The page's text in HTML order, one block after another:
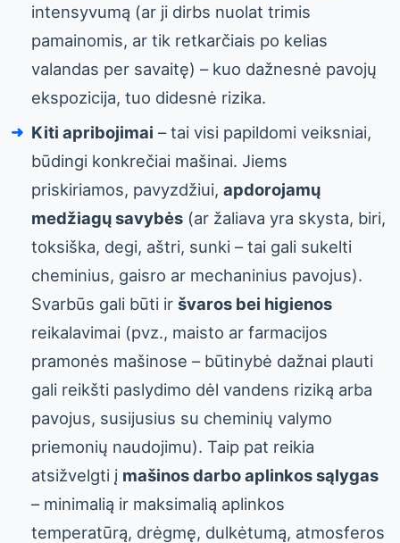
intensyvumą (ar ji dirbs nuolat trimis
pamainomis, ar tik retkarčiais po kelias
valandas per savaitę) – kuo dažnesnė pavojų
ekspozicija, tuo didesnė rizika.
Kiti apribojimai – tai visi papildomi veiksniai,
būdingi konkrečiai mašinai. Jiems
priskiriamos, pavyzdžiui,apdorojamų
medžiagų savybės (ar žaliava yra skysta, biri,
toksiška, degi, aštri, sunki – tai gali sukelti
cheminius, gaisro ar mechaninius pavojus).
Svarbūs gali būti iršvaros bei higienos
reikalavimai (pvz., maisto ar farmacijos
pramonės mašinose – būtinybė dažnai plauti
gali reikšti paslydimo dėl vandens riziką arba
pavojus, susijusius su cheminių valymo
priemonių naudojimu). Taip pat reikia
atsižvelgti į mašinos darbo aplinkos sąlygas
– minimalią ir maksimalią aplinkos
temperatūrą, drėgmę, dulkėtumą, atmosferos